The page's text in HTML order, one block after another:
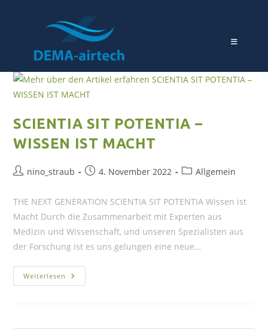
SCIENTIA SIT POTENTIA –
WISSEN IST MACHT
nino_straub 4. November 2022 Allgemein
THE NEXT GENERATION SCIENTIA SIT POTENTIA Wissen ist
Macht Durch die Zusammenarbeit mit Experten aus
Medizin und Wissenschaft, und unseren Spezialisten aus
der Forschung ist es uns gelungen eine neue…
Weiterlesen